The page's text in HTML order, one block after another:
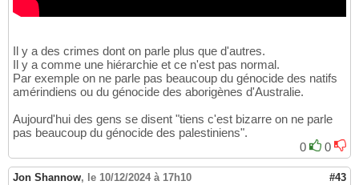
Il y a des crimes dont on parle plus que d'autres.
Il y a comme une hiérarchie et ce n'est pas normal.
Par exemple on ne parle pas beaucoup du génocide des natifs
amérindiens ou du génocide des aborigènes d'Australie.
Aujourd'hui des gens se disent "tiens c'est bizarre on ne parle
pas beaucoup du génocide des palestiniens".
0
0
Jon Shannow, le 10/12/2024 à 17h10 #43